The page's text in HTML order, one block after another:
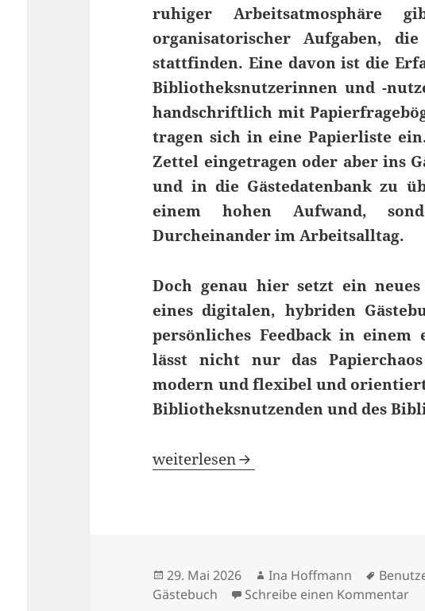
ruhiger Arbeitsatmosphäre
organisatorischer Aufgaben,
stattfinden. Eine davon ist die
Bibliotheksnutzerinnen und -
handschriftlich mit
tragen sich in eine Papierliste
Zettel eingetragen oder aber ins
und in die Gästedatenbank zu
einem hohen Aufwand,
Durcheinander im Arbeitsalltag.
Doch genau hier setzt ein
eines digitalen, hybriden
persönliches Feedback in einem
lässt nicht nur das
modern und flexibel und
Bibliotheksnutzenden und des
Papierchaos adé: Einführung eines
weiterlesen
Veröffentlicht
am
29. Mai 2026 Autor
Ina Hoffmann
Gästebuch
Schreibe einen Kommentar